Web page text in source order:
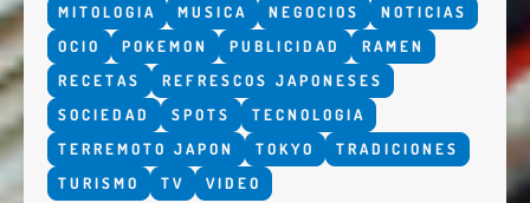
MITOLOGIA
MUSICA NEGOCIOS
NOTICIAS
OCIO
POKEMON PUBLICIDAD
RAMEN
RECETAS
REFRESCOS JAPONESES
SOCIEDAD
SPOTS
TECNOLOGIA
TERREMOTO JAPON
TOKYO
TRADICIONES
TURISMO
TV VIDEO